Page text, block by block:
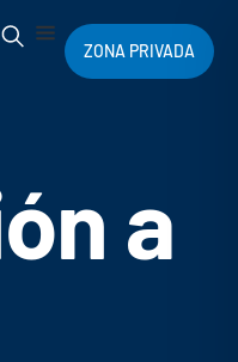
ZONA PRIVADA
a